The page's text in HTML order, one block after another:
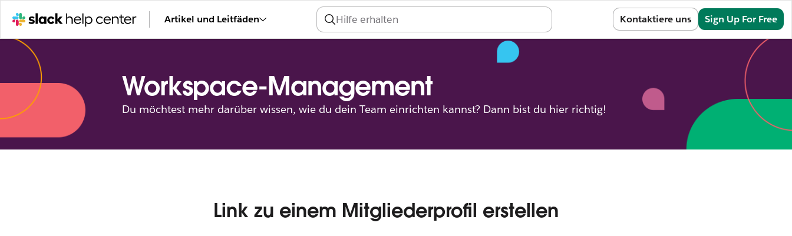
Artikel und Leitfäden Kontaktiere uns Sign Up For Free
Workspace-Management
Du möchtest mehr darüber wissen, wie du dein Team einrichten kannst? Dann bist du hier richtig!
Link zu einem Mitgliederprofil erstellen